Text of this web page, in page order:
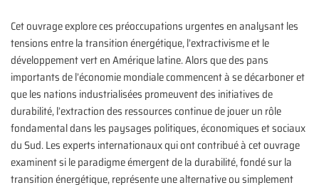
Cet ouvrage explore ces préoccupations urgentes en analysant les
tensions entre la transition énergétique, l’extractivisme et le
développement vert en Amérique latine. Alors que des pans
importants de l’économie mondiale commencent à se décarboner et
que les nations industrialisées promeuvent des initiatives de
durabilité, l’extraction des ressources continue de jouer un rôle
fondamental dans les paysages politiques, économiques et sociaux
du Sud. Les experts internationaux qui ont contribué à cet ouvrage
examinent si le paradigme émergent de la durabilité, fondé sur la
transition énergétique, représente une alternative ou simplement